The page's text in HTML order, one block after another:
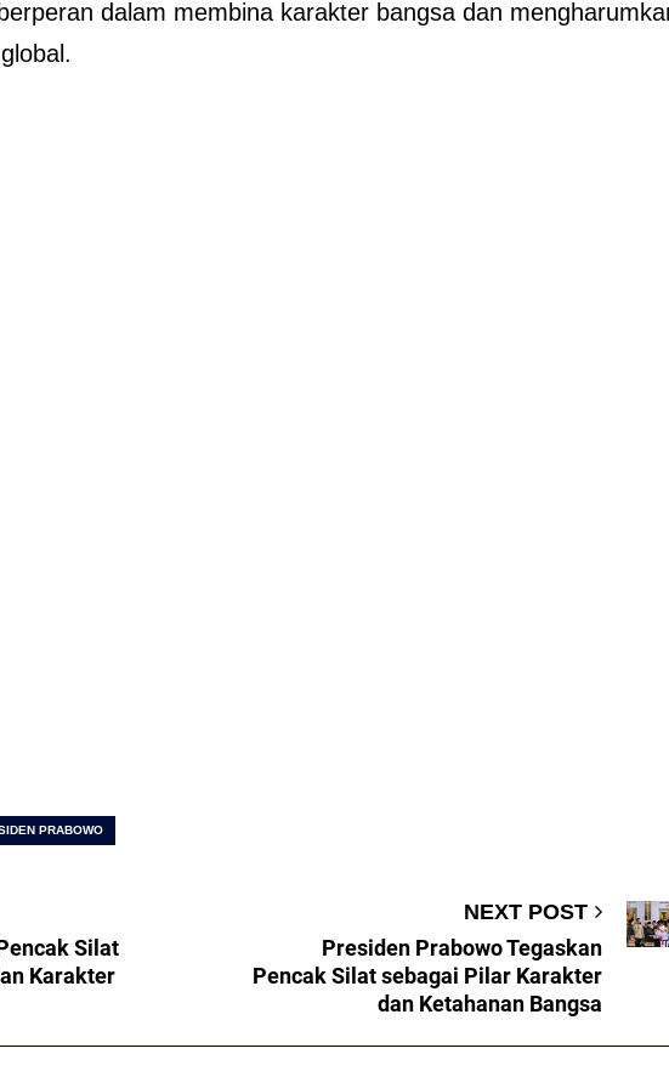
dalam membina karakter bangsa dan
PRABOWO
Silat
Karakter
NEXT POST
Presiden Prabowo Tegaskan
Pencak Silat sebagai Pilar Karakter
dan Ketahanan Bangsa